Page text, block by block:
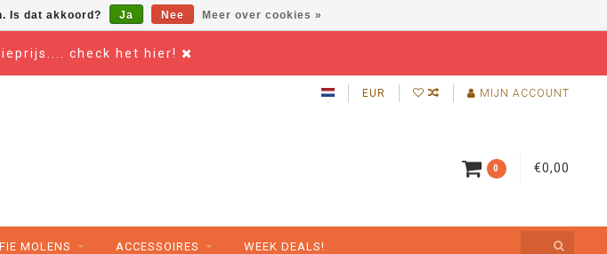
check het hier!
EUR MIJN ACCOUNT
0 €0,00
MOLENS ACCESSOIRES WEEK DEALS!
Is dat akkoord? Ja Nee Meer over cookies »